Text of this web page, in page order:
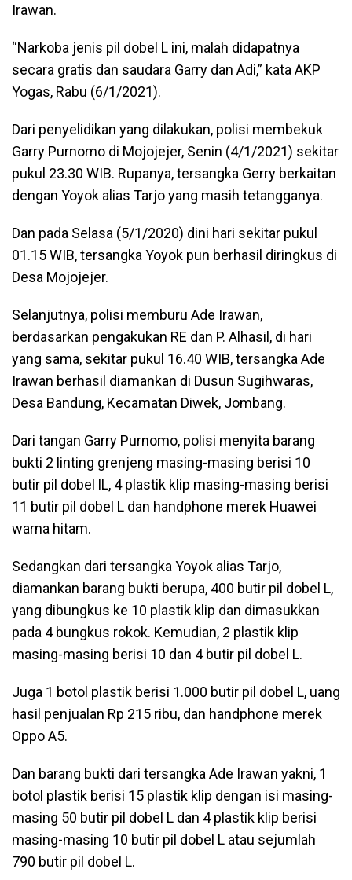
Irawan.
“Narkoba jenis pil dobel L ini, malah didapatnya
secara gratis dan saudara Garry dan Adi,” kata AKP
Yogas, Rabu (6/1/2021).
Dari penyelidikan yang dilakukan, polisi membekuk
Garry Purnomo di Mojojejer, Senin (4/1/2021) sekitar
pukul 23.30 WIB. Rupanya, tersangka Gerry berkaitan
dengan Yoyok alias Tarjo yang masih tetangganya.
Dan pada Selasa (5/1/2020) dini hari sekitar pukul
01.15 WIB, tersangka Yoyok pun berhasil diringkus di
Desa Mojojejer.
Selanjutnya, polisi memburu Ade Irawan,
berdasarkan pengakukan RE dan P. Alhasil, di hari
yang sama, sekitar pukul 16.40 WIB, tersangka Ade
Irawan berhasil diamankan di Dusun Sugihwaras,
Desa Bandung, Kecamatan Diwek, Jombang.
Dari tangan Garry Purnomo, polisi menyita barang
bukti 2 linting grenjeng masing-masing berisi 10
butir pil dobel lL, 4 plastik klip masing-masing berisi
11 butir pil dobel L dan handphone merek Huawei
warna hitam.
Sedangkan dari tersangka Yoyok alias Tarjo,
diamankan barang bukti berupa, 400 butir pil dobel L,
yang dibungkus ke 10 plastik klip dan dimasukkan
pada 4 bungkus rokok. Kemudian, 2 plastik klip
masing-masing berisi 10 dan 4 butir pil dobel L.
Juga 1 botol plastik berisi 1.000 butir pil dobel L, uang
hasil penjualan Rp 215 ribu, dan handphone merek
Oppo A5.
Dan barang bukti dari tersangka Ade Irawan yakni, 1
botol plastik berisi 15 plastik klip dengan isi masing-
masing 50 butir pil dobel L dan 4 plastik klip berisi
masing-masing 10 butir pil dobel L atau sejumlah
790 butir pil dobel L.